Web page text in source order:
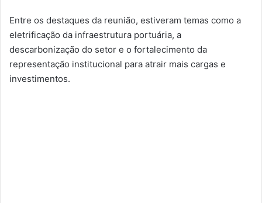
Entre os destaques da reunião, estiveram temas como a
eletrificação da infraestrutura portuária, a
descarbonização do setor e o fortalecimento da
representação institucional para atrair mais cargas e
investimentos.